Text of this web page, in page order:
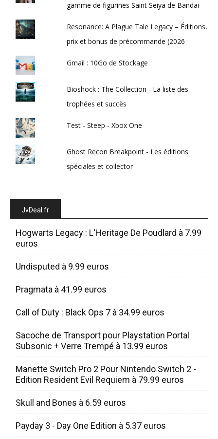
gamme de figurines Saint Seiya de Bandai
Resonance: A Plague Tale Legacy – Éditions,
prix et bonus de précommande (2026
Gmail : 10Go de Stockage
Bioshock : The Collection - La liste des
trophées et succès
Test - Steep - Xbox One
Ghost Recon Breakpoint - Les éditions
spéciales et collector
JvDeal.fr
Hogwarts Legacy : L'Heritage De Poudlard à 7.99
euros
Undisputed à 9.99 euros
Pragmata à 41.99 euros
Call of Duty : Black Ops 7 à 34.99 euros
Sacoche de Transport pour Playstation Portal
Subsonic + Verre Trempé à 13.99 euros
Manette Switch Pro 2 Pour Nintendo Switch 2 -
Edition Resident Evil Requiem à 79.99 euros
Skull and Bones à 6.59 euros
Payday 3 - Day One Edition à 5.37 euros